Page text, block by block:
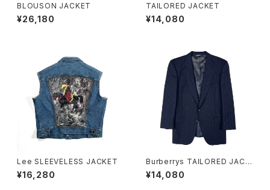
BLOUSON JACKET
¥26,180
TAILORED JACKET
¥14,080
Lee SLEEVELESS JACKET
¥16,280
Burberrys TAILORED JACK
ET
¥14,080